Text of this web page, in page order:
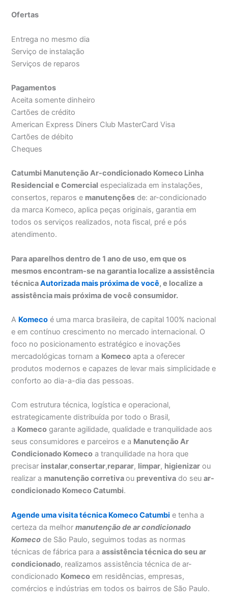
Ofertas
Entrega no mesmo dia
Serviço de instalação
Serviços de reparos
Pagamentos
Aceita somente dinheiro
Cartões de crédito
American Express Diners Club MasterCard Visa
Cartões de débito
Cheques
Catumbi Manutenção Ar-condicionado Komeco Linha
Residencial e Comercial especializada em instalações,
consertos, reparos e manutenções de: ar-condicionado
da marca Komeco, aplica peças originais, garantia em
todos os serviços realizados, nota fiscal, pré e pós
atendimento.
Para aparelhos dentro de 1 ano de uso, em que os
mesmos encontram-se na garantia localize a assistência
técnicaAutorizada mais próxima de você, e localize a
assistência mais próxima de você consumidor.
A Komeco é uma marca brasileira, de capital 100% nacional
e em contínuo crescimento no mercado internacional. O
foco no posicionamento estratégico e inovações
mercadológicas tornam a Komeco apta a oferecer
produtos modernos e capazes de levar mais simplicidade e
conforto ao dia-a-dia das pessoas.
Com estrutura técnica, logística e operacional,
estrategicamente distribuída por todo o Brasil,
a Komeco garante agilidade, qualidade e tranquilidade aos
seus consumidores e parceiros e a Manutenção Ar
Condicionado Komeco a tranquilidade na hora que
precisar instalar,consertar,reparar, limpar, higienizar ou
realizar a manutenção corretivaou preventiva do seuar-
condicionado Komeco Catumbi.
Agende uma visita técnica Komeco Catumbi e tenha a
certeza da melhormanutençãode ar condicionado
Komeco de São Paulo, seguimos todas as normas
técnicas de fábrica para aassistência técnica do seu ar
condicionado, realizamos assistência técnica de ar-
condicionado Komeco em residências, empresas,
comércios e indústrias em todos os bairros de São Paulo.